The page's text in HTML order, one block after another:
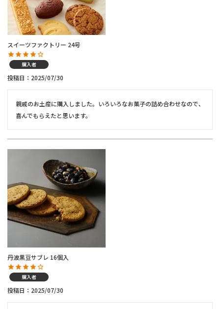
スイーツファクトリー 24号
購入者
投稿日 2025/07/30
親戚のお土産に購入しました。いろいろなお菓子の詰め合わせなので、
喜んでもらえたと思います。
丹波黒豆サブレ 16個入
購入者
投稿日 2025/07/30